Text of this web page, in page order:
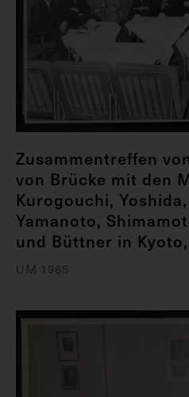
Zusammentreffen
von Brücke mit den
Kurogouchi,
Yamanoto,
und Büttner in Kyoto,
UM 1965